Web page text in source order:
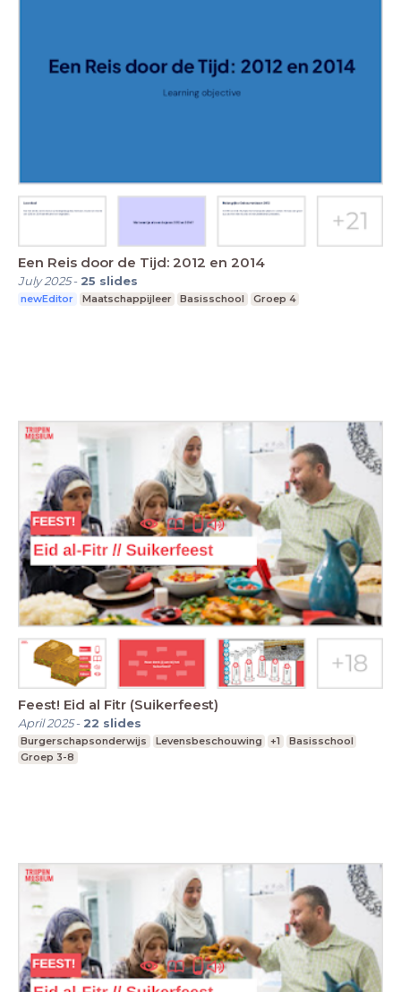
Een Reis door de Tijd: 2012 en 2014
July 2025- 25 slides
newEditor Maatschappijleer Basisschool Groep 4
Feest! Eid al Fitr (Suikerfeest)
April 2025- 22 slides
Burgerschapsonderwijs Levensbeschouwing +1
Basisschool
Groep 3-8